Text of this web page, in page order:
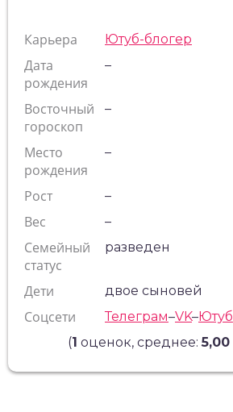
Карьера Ютуб-блогер
Дата
рождения
–
Восточный
гороскоп
–
Место
рождения
–
Рост –
Вес –
Семейный
статус
разведен
Дети двое сыновей
Соцсети Телеграм–VK–Ютуб
(1 оценок, среднее:5,00